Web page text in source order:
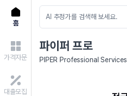
홈
가격자문
대출모집
파이퍼 프로
PIPER Professional Services